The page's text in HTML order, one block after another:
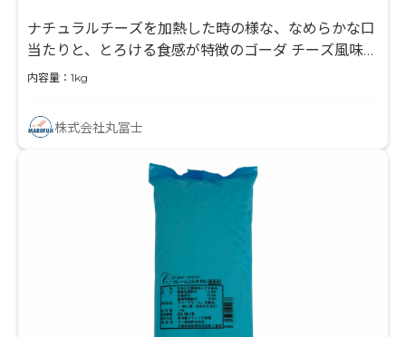
ナチュラルチーズを加熱した時の様な、なめらかな口
当たりと、とろける食感が特徴のゴーダ チーズ風味の
フィリングです。
内容量：1kg
株式会社丸冨士